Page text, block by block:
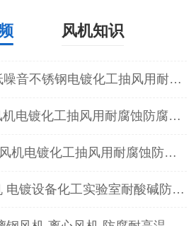
风机知识
钢电镀化工抽风用耐腐蚀防腐离心通风机
化工抽风用耐腐蚀防腐防爆离心通风机
化工抽风用耐腐蚀防腐防爆离心通风机
备化工实验室耐酸碱防腐蚀抽风用通风机